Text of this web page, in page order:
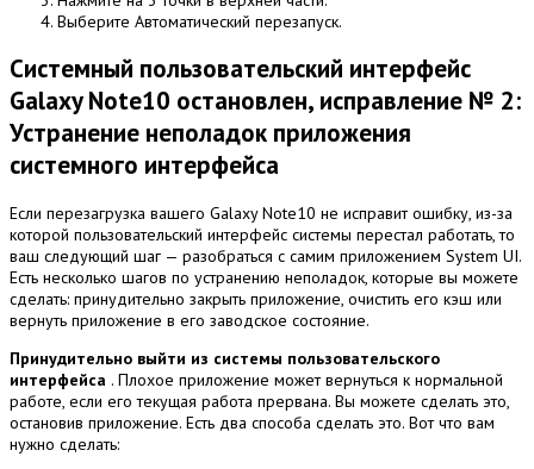
Выберите Автоматический перезапуск.
Системный пользовательский интерфейс
Galaxy Note10 остановлен, исправление № 2:
Устранение неполадок приложения
системного интерфейса
Если перезагрузка вашего Galaxy Note10 не исправит ошибку, из-за
которой пользовательский интерфейс системы перестал работать, то
ваш следующий шаг — разобраться с самим приложением System UI.
Есть несколько шагов по устранению неполадок, которые вы можете
сделать: принудительно закрыть приложение, очистить его кэш или
вернуть приложение в его заводское состояние.
Принудительно выйти из системы пользовательского
интерфейса . Плохое приложение может вернуться к нормальной
работе, если его текущая работа прервана. Вы можете сделать это,
остановив приложение. Есть два способа сделать это. Вот что вам
нужно сделать: